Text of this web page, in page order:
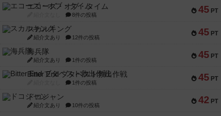
45 PT
エコーズ・オブ・タイム
8件の投稿
45 PT
スカルキング
紹介文あり 12件の投稿
45 PT
海兵隊
紹介文あり 1件の投稿
45 PT
Bitter End ブタペスト救出作戦
1件の投稿
42 PT
ドコジャン
紹介文あり 10件の投稿